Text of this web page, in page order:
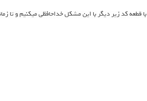
با قطعه کد زیر دیگر با این مشکل خداحافظی میکنیم و